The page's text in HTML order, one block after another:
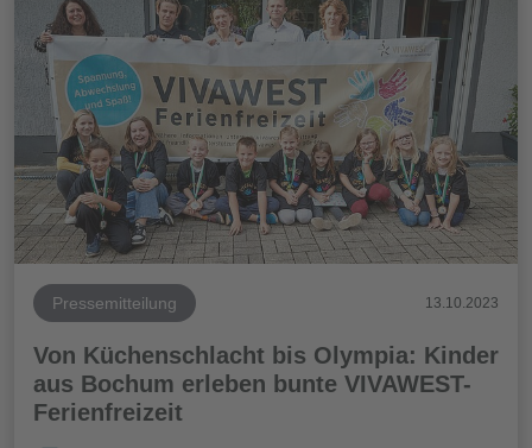
Pressemitteilung 13.10.2023
Von Küchenschlacht bis Olympia: Kinder
aus Bochum erleben bunte VIVAWEST-
Ferienfreizeit